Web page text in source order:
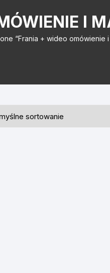
I
“Frania + wideo omówienie i